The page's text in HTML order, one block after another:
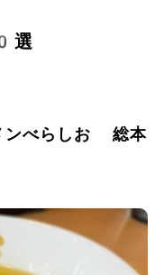
選
ンべらしお 総本